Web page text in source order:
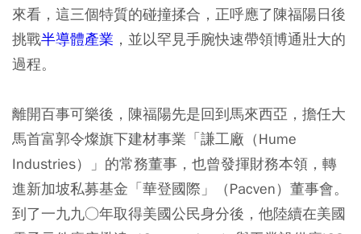
來看，這三個特質的碰撞揉合，正呼應了陳福陽日後
挑戰半導體產業 ，並以罕見手腕快速帶領博通壯大的
過程。
離開百事可樂後，陳福陽先是回到馬來西亞，擔任大
馬首富郭令燦旗下建材事業「謙工廠（Hume
Industries）」的常務董事，也曾發揮財務本領，轉
進新加坡私募基金「華登國際」（Pacven）董事會。
到了一九九○年取得美國公民身分後，他陸續在美國